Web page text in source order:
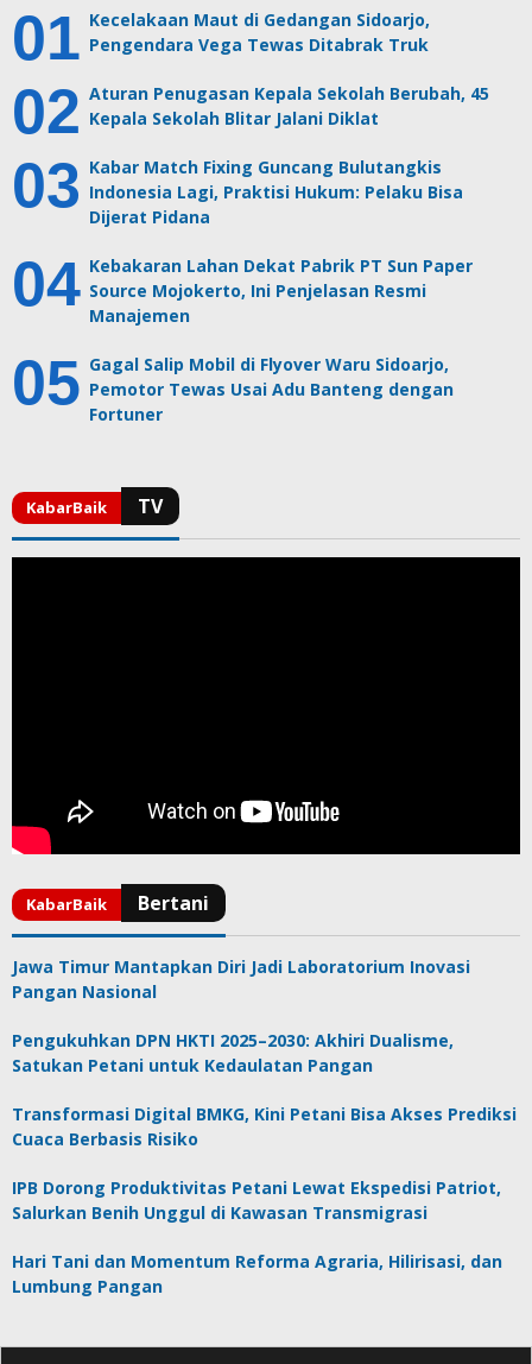
Kecelakaan Maut di Gedangan Sidoarjo,
Pengendara Vega Tewas Ditabrak Truk
Aturan Penugasan Kepala Sekolah Berubah, 45
Kepala Sekolah Blitar Jalani Diklat
Kabar Match Fixing Guncang Bulutangkis
Indonesia Lagi, Praktisi Hukum: Pelaku Bisa
Dijerat Pidana
Kebakaran Lahan Dekat Pabrik PT Sun Paper
Source Mojokerto, Ini Penjelasan Resmi
Manajemen
Gagal Salip Mobil di Flyover Waru Sidoarjo,
Pemotor Tewas Usai Adu Banteng dengan
Fortuner
Jawa Timur Mantapkan Diri Jadi Laboratorium Inovasi
Pangan Nasional
Pengukuhkan DPN HKTI 2025–2030: Akhiri Dualisme,
Satukan Petani untuk Kedaulatan Pangan
Transformasi Digital BMKG, Kini Petani Bisa Akses Prediksi
Cuaca Berbasis Risiko
IPB Dorong Produktivitas Petani Lewat Ekspedisi Patriot,
Salurkan Benih Unggul di Kawasan Transmigrasi
Hari Tani dan Momentum Reforma Agraria, Hilirisasi, dan
Lumbung Pangan